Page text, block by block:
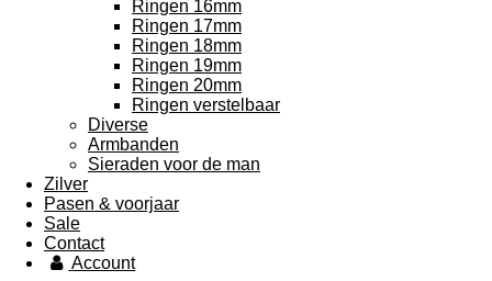
Ringen 16mm
Ringen 17mm
Ringen 18mm
Ringen 19mm
Ringen 20mm
Ringen verstelbaar
Diverse
Armbanden
Sieraden voor de man
Zilver
Pasen & voorjaar
Sale
Contact
Account